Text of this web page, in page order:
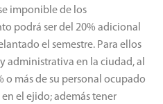
imponible de los
podrá ser del 20% adicional
el semestre. Para ellos
administrativa en la ciudad, al
o más de su personal ocupado
el ejido; además tener